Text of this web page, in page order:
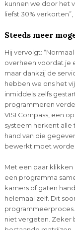
kunnen we door het
liefst 30%
Steeds meer
Hij vervolgt:
overheen voordat je
maar dankzij de
hebben we ons het
inmiddels zelfs
programmeren
VISI Compass, een
systeem herkent
hand van die
bewerkt moet
Met een paar
een programma
kamers of gaten
helemaal zelf. Dit
niet vergeten. Zeker